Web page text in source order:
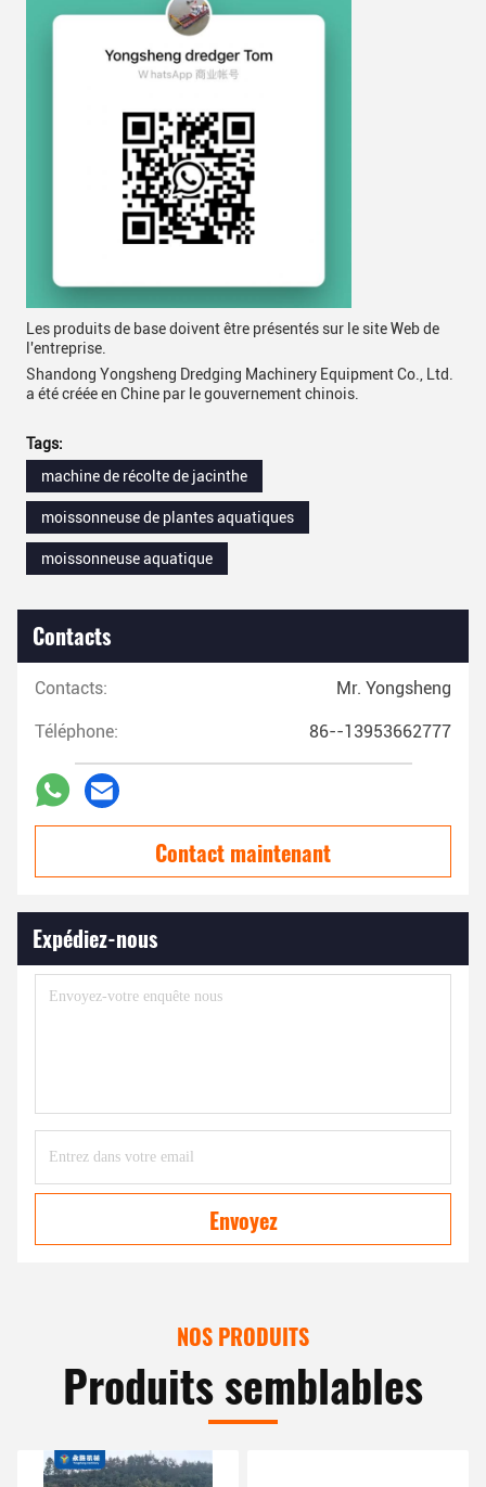
Les produits de base doivent être présentés sur le site Web de
l'entreprise.
Shandong Yongsheng Dredging Machinery Equipment Co., Ltd.
a été créée en Chine par le gouvernement chinois.
Tags:
machine de récolte de jacinthe
moissonneuse de plantes aquatiques
moissonneuse aquatique
Contacts
Contacts: Mr. Yongsheng
Téléphone: 86--13953662777
Contact maintenant
Expédiez-nous
Envoyez
NOS PRODUITS
Produits semblables